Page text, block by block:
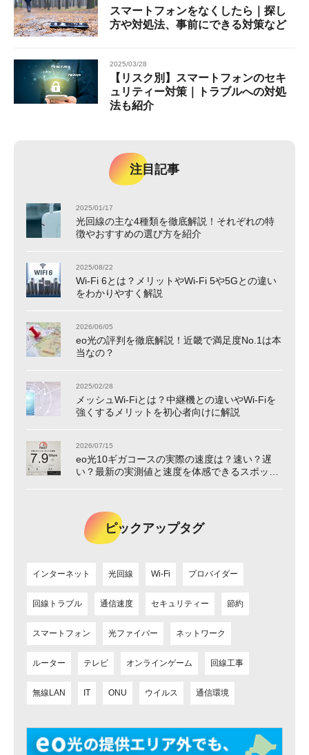
スマートフォンをなくしたら｜探し
方や対処法、事前にできる対策など
2025/03/28
【リスク別】スマートフォンのセキ
ュリティー対策｜トラブルへの対処
法も紹介
注目記事
2025/01/17
光回線の主な4種類を徹底解説！それぞれの特
徴やおすすめの選び方を紹介
2025/08/22
Wi-Fi 6とは？メリットやWi-Fi 5や5Gとの違い
をわかりやすく解説
2026/06/05
eo光の評判を徹底解説！近畿で満足度No.1は本
当なの？
2025/02/28
メッシュWi-Fiとは？中継機との違いやWi-Fiを
強くするメリットを初心者向けに解説
2026/07/15
eo光10ギガコースの実際の速度は？速い？遅
い？最新の実測値と速度を体感できるスポット
ピックアップタグ
インターネット 光回線 Wi-Fi プロバイダー
回線トラブル 通信速度 セキュリティー 節約
スマートフォン 光ファイバー ネットワーク
ルーター テレビ オンラインゲーム 回線工事
無線LAN IT ONU ウイルス 通信環境